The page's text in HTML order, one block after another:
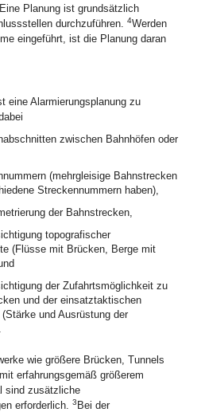
Eine Planung ist grundsätzlich
durchzuführen. 4Werden
eingeführt, ist die Planung daran
eine Alarmierungsplanung zu
zwischen Bahnhöfen oder
(mehrgleisige Bahnstrecken
Streckennummern haben),
der Bahnstrecken,
topografischer
(Flüsse mit Brücken, Berge mit
der Zufahrtsmöglichkeit zu
und der einsatztaktischen
(Stärke und Ausrüstung der
wie größere Brücken, Tunnels
erfahrungsgemäß größerem
sind zusätzliche
erforderlich. 3 Bei der